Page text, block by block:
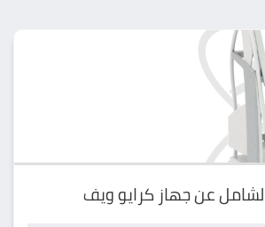
عن جهاز كرايو ويف